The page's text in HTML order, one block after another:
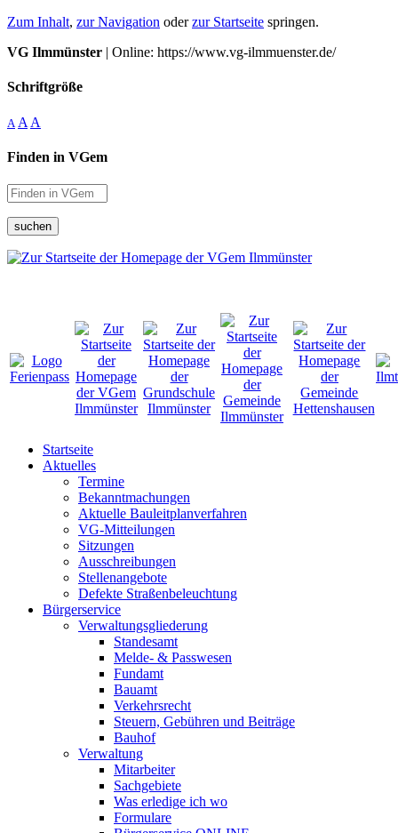
Zum Inhalt, zur Navigation oderzur Startseite springen.
VG Ilmmünster | Online: https://www.vg-ilmmuenster.de/
Schriftgröße
A A A
Finden in VGem
suchen
Startseite
Aktuelles
Termine
Bekanntmachungen
Aktuelle Bauleitplanverfahren
VG-Mitteilungen
Sitzungen
Ausschreibungen
Stellenangebote
Defekte Straßenbeleuchtung
Bürgerservice
Verwaltungsgliederung
Standesamt
Melde- & Passwesen
Fundamt
Bauamt
Verkehrsrecht
Steuern, Gebühren und Beiträge
Bauhof
Verwaltung
Mitarbeiter
Sachgebiete
Was erledige ich wo
Formulare